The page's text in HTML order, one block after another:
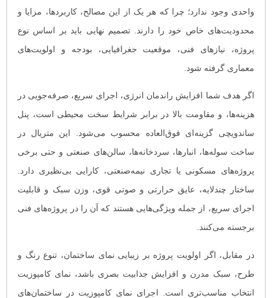
واحدی وجود ندارد؛ چرا که هر یک از این مصالح، کاربردها، مزایا و
محدودیت‌های خاص خود را دارند. تصمیم نهایی باید بر اساس نوع
پروژه، نیازهای فنی، موقعیت جغرافیایی، بودجه و اولویت‌های
معماری گرفته شود.
اگر هدف شما افزایش راندمان انرژی، اجرای سریع، صرفه‌جویی در
هزینه‌ها، و مقاومت بالا در برابر شرایط سخت محیطی است، پنل
ساندویچی گزینه‌ای فوق‌العاده محسوب می‌شود. این متریال در
ساخت سوله‌ها، انبارها، سردخانه‌ها، سالن‌های صنعتی و حتی برخی
پروژه‌های مسکونی یا تجاری نیمه‌صنعتی، کارایی بی‌نظیری دارد.
ساختار چندلایه، عایق حرارتی و صوتی قوی، وزن سبک و قابلیت
اجرای سریع، از جمله ویژگی‌هایی هستند که آن را در پروژه‌های فنی
برجسته می‌کنند.
در مقابل، اگر اولویت پروژه بر زیبایی نمای ساختمان، تنوع رنگ و
طرح، سبک مدرن و افزایش جذابیت بصری باشد، نمای کامپوزیت
انتخاب مناسب‌تری است. اجرای نمای کامپوزیت در ساختمان‌های